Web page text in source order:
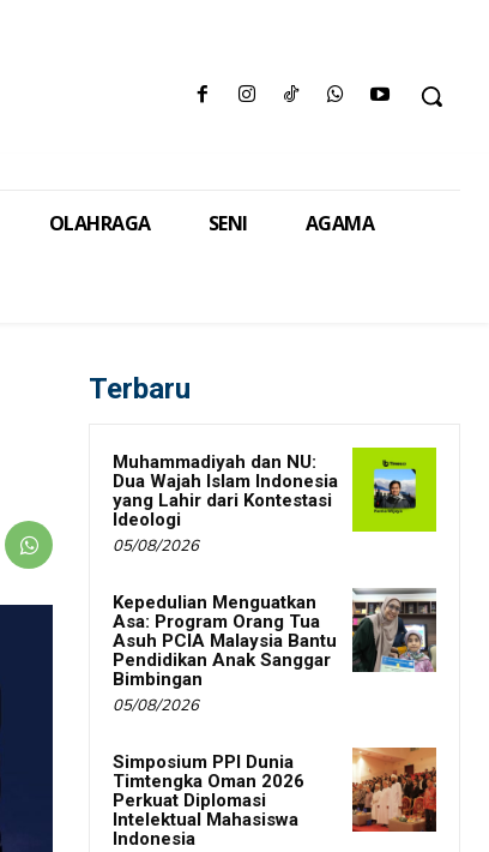
OLAHRAGA SENI AGAMA
Terbaru
Muhammadiyah dan NU:
Dua Wajah Islam Indonesia
yang Lahir dari Kontestasi
Ideologi
05/08/2026
Kepedulian Menguatkan
Asa: Program Orang Tua
Asuh PCIA Malaysia Bantu
Pendidikan Anak Sanggar
Bimbingan
05/08/2026
Simposium PPI Dunia
Timtengka Oman 2026
Perkuat Diplomasi
Intelektual Mahasiswa
Indonesia